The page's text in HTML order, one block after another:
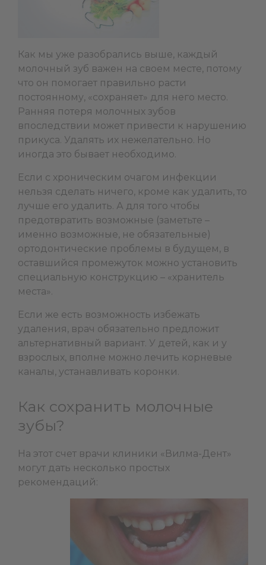
Как мы уже разобрались выше, каждый
молочный зуб важен на своем месте, потому
что он помогает правильно расти
постоянному, «сохраняет» для него место.
Ранняя потеря молочных зубов
впоследствии может привести к нарушению
прикуса. Удалять их нежелательно. Но
иногда это бывает необходимо.
Если с хроническим очагом инфекции
нельзя сделать ничего, кроме как удалить, то
лучше его удалить. А для того чтобы
предотвратить возможные (заметьте –
именно возможные, не обязательные)
ортодонтические проблемы в будущем, в
оставшийся промежуток можно установить
специальную конструкцию – «хранитель
места».
Если же есть возможность избежать
удаления, врач обязательно предложит
альтернативный вариант. У детей, как и у
взрослых, вполне можно лечить корневые
каналы, устанавливать коронки.
Как сохранить молочные
зубы?
На этот счет врачи клиники «Вилма-Дент»
могут дать несколько простых
рекомендаций: